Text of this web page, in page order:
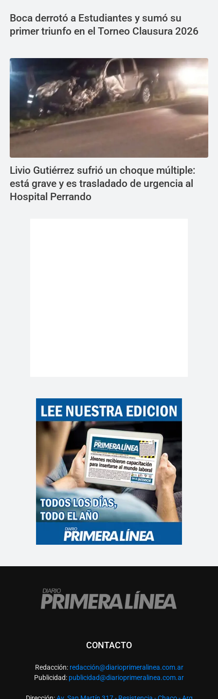
Boca derrotó a Estudiantes y sumó su
primer triunfo en el Torneo Clausura 2026
Livio Gutiérrez sufrió un choque múltiple:
está grave y es trasladado de urgencia al
Hospital Perrando
CONTACTO
Redacción: redacción@diarioprimeralinea.com.ar
Publicidad: publicidad@diarioprimeralinea.com.ar